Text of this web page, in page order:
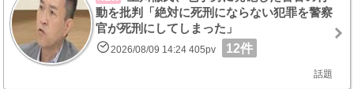
動を批判「絶対に死刑にならない犯罪を警察
官が死刑にしてしまった」
2026/08/09 14:24 405pv 12件
話題